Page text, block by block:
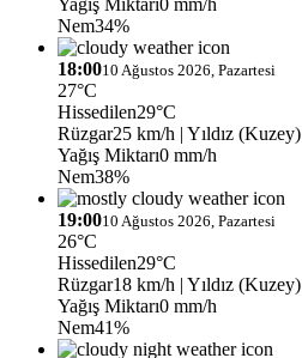
Nem34%
18:0010 Ağustos 2026, Pazartesi
27°C
Hissedilen29°C
Rüzgar25 km/h | Yıldız (Kuzey)
Yağış Miktarı0 mm/h
Nem38%
19:0010 Ağustos 2026, Pazartesi
26°C
Hissedilen29°C
Rüzgar18 km/h | Yıldız (Kuzey)
Yağış Miktarı0 mm/h
Nem41%